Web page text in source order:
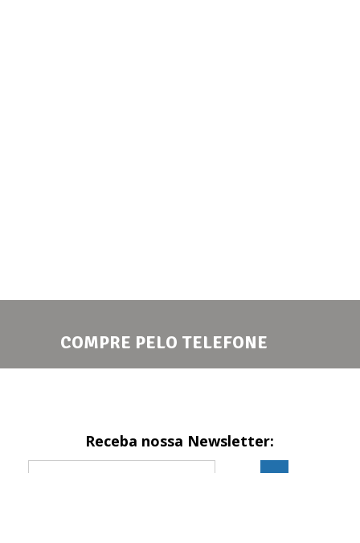
COMPRE PELO TELEFONE
Receba nossa Newsletter: